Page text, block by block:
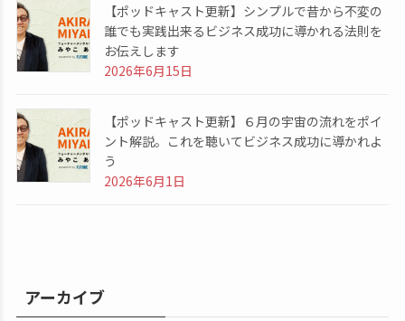
【ポッドキャスト更新】シンプルで昔から不変の
誰でも実践出来るビジネス成功に導かれる法則を
お伝えします
2026年6月15日
【ポッドキャスト更新】６月の宇宙の流れをポイ
ント解説。これを聴いてビジネス成功に導かれよ
う
2026年6月1日
アーカイブ